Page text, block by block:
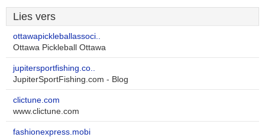
Lies vers
ottawapickleballassoci..
Ottawa Pickleball Ottawa
jupitersportfishing.co..
JupiterSportFishing.com - Blog
clictune.com
www.clictune.com
fashionexpress.mobi